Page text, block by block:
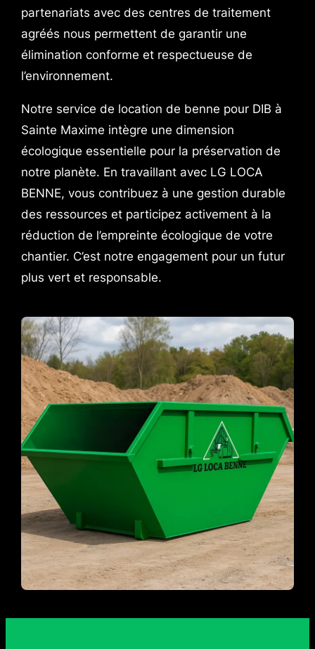
partenariats avec des centres de traitement
agréés nous permettent de garantir une
élimination conforme et respectueuse de
l’environnement.
Notre service de location de benne pour DIB à
Sainte Maxime intègre une dimension
écologique essentielle pour la préservation de
notre planète. En travaillant avec LG LOCA
BENNE, vous contribuez à une gestion durable
des ressources et participez activement à la
réduction de l’empreinte écologique de votre
chantier. C’est notre engagement pour un futur
plus vert et responsable.